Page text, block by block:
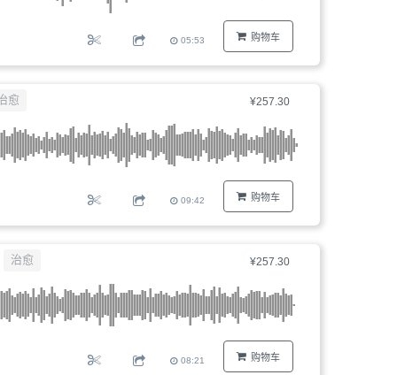
购物车
05:53
¥257.30
购物车
愈
09:42
¥257.30
购物车
治愈
08:21